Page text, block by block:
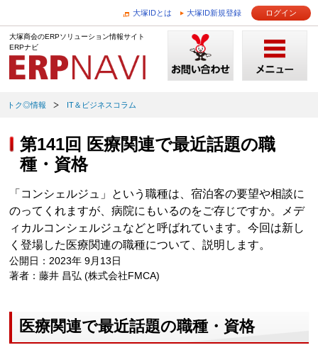
大塚IDとは 大塚ID新規登録 ログイン
大塚商会のERPソリューション情報サイト
ERPナビ
トク◎情報 IT＆ビジネスコラム
第141回 医療関連で最近話題の職
種・資格
「コンシェルジュ」という職種は、宿泊客の要望や相談に
のってくれますが、病院にもいるのをご存じですか。メデ
ィカルコンシェルジュなどと呼ばれています。今回は新し
く登場した医療関連の職種について、説明します。
公開日：2023年 9月13日
著者：藤井 昌弘 (株式会社FMCA)
医療関連で最近話題の職種・資格